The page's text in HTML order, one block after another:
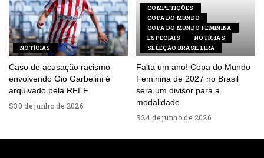
NOTÍCIAS
Caso de acusação racismo
envolvendo Gio Garbelini é
arquivado pela RFEF
30 de junho de 2026
COMPETIÇÕES
COPA DO MUNDO
COPA DO MUNDO FEMININA
ESPECIAIS
NOTÍCIAS
SELEÇÃO BRASILEIRA
Falta um ano! Copa do Mundo
Feminina de 2027 no Brasil
será um divisor para a
modalidade
24 de junho de 2026